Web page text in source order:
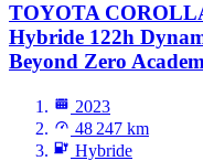
TOYOTA
Hybride 122h
Beyond Zero
2023
48 247 km
Hybride